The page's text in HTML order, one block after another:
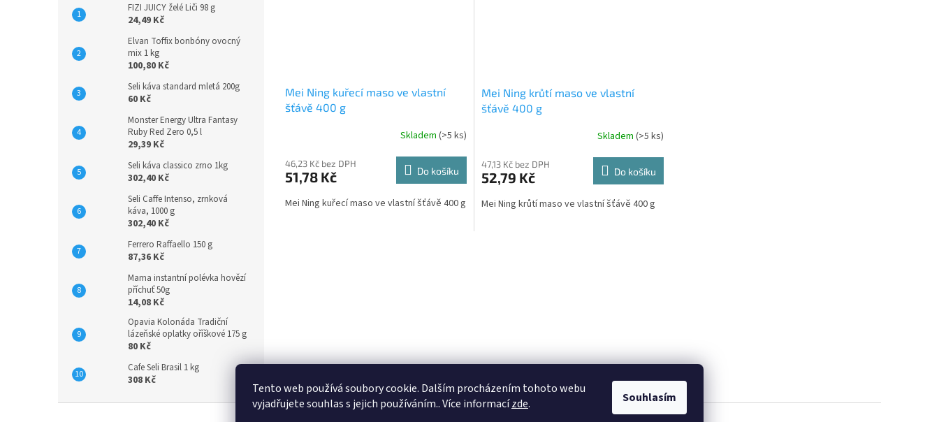
Tento web používá soubory cookie. Dalším procházením tohoto webu
vyjadřujete souhlas s jejich používáním.. Více informacízde. Souhlasím
FIZI JUICY želé Liči 98 g
24,49 Kč
Elvan Toffix bonbóny ovocný
mix 1 kg
100,80 Kč
Seli káva standard mletá 200g
60 Kč
Monster Energy Ultra Fantasy
Ruby Red Zero 0,5 l
29,39 Kč
Seli káva classico zrno 1kg
302,40 Kč
Seli Caffe Intenso, zrnková
káva, 1000 g
302,40 Kč
Ferrero Raffaello 150 g
87,36 Kč
Mama instantní polévka hovězí
příchuť 50g
14,08 Kč
Opavia Kolonáda Tradiční
lázeňské oplatky oříškové 175 g
80 Kč
Cafe Seli Brasil 1 kg
308 Kč
Mei Ning kuřecí maso ve vlastní
šťávě 400 g
Skladem (>5 ks)
46,23 Kč bez DPH
51,78 Kč Do košíku
Mei Ning kuřecí maso ve vlastní šťávě 400 g
Mei Ning krůtí maso ve vlastní
šťávě 400 g
Skladem (>5 ks)
47,13 Kč bez DPH
52,79 Kč Do košíku
Mei Ning krůtí maso ve vlastní šťávě 400 g
p
r
v
k